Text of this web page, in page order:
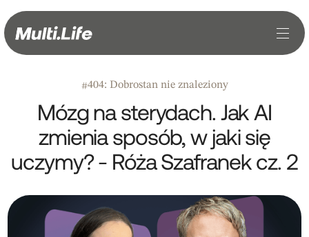
#404: Dobrostan nie znaleziony
Mózg na sterydach. Jak AI
zmienia sposób, w jaki się
uczymy? - Róża Szafranek cz. 2